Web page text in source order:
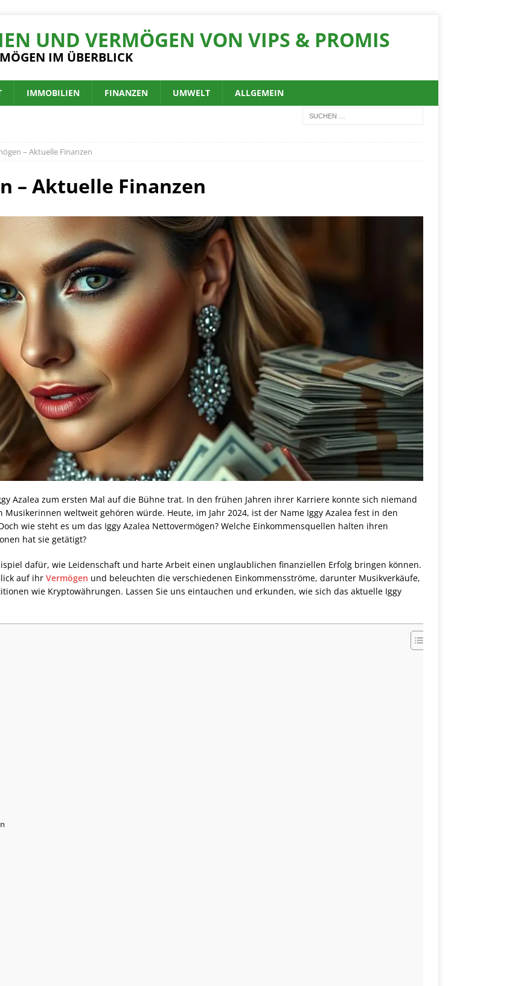
UND VERMÖGEN VON VIPS & PROMIS
IM ÜBERBLICK
IMMOBILIEN FINANZEN UMWELT ALLGEMEIN
– Aktuelle Finanzen
– Aktuelle Finanzen
Azalea zum ersten Mal auf die Bühne trat. In den frühen Jahren ihrer Karriere konnte sich niemand
weltweit gehören würde. Heute, im Jahr 2024, ist der Name Iggy Azalea fest in den
wie steht es um das Iggy Azalea Nettovermögen? Welche Einkommensquellen halten ihren
hat sie getätigt?
dafür, wie Leidenschaft und harte Arbeit einen unglaublichen finanziellen Erfolg bringen können.
auf ihr Vermögen und beleuchten die verschiedenen Einkommensströme, darunter Musikverkäufe,
wie Kryptowährungen. Lassen Sie uns eintauchen und erkunden, wie sich das aktuelle Iggy